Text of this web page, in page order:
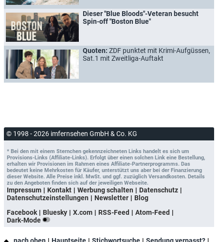
Dieser "Blue Bloods"-Veteran besucht
Spin-off "Boston Blue"
Quoten: ZDF punktet mit Krimi-Aufgüssen,
Sat.1 mit Zweitliga-Auftakt
© 1998 - 2026 imfernsehen GmbH & Co. KG
* Bei den mit einem Sternchen gekennzeichneten Links handelt es sich um
Provisions-Links (Affiliate-Links). Erfolgt über einen solchen Link eine Bestellung,
erhalten wir Provisionen im Rahmen eines Affiliate-Partnerprogramms. Das
bedeutet keine Mehrkosten für Käufer, unterstützt uns aber bei der Finanzierung
dieser Website. Alle Preise inkl. MwSt. und ggf. zuzüglich Versandkosten. Details
zu den Angeboten finden sich auf der jeweiligen Webseite.
Impressum Kontakt Werbung schalten
Datenschutz
Datenschutzeinstellungen
Newsletter
Blog
Facebook
Bluesky X.com RSS-Feed
Atom-Feed
Dark-Mode
nach oben Hauptseite Stichwortsuche Sendung verpasst?